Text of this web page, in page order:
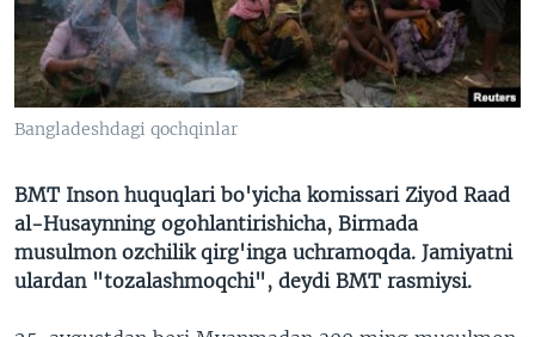
VIDEO
XABARLAR SURATLARDA
ODNOKLASSNIKI
TELEGRAM
TWITTER
Bangladeshdagi qochqinlar
BMT Inson huquqlari bo'yicha komissari Ziyod Raad
al-Husaynning ogohlantirishicha, Birmada
musulmon ozchilik qirg'inga uchramoqda. Jamiyatni
ulardan "tozalashmoqchi", deydi BMT rasmiysi.